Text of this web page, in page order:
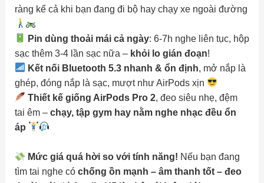
ràng kể cả khi bạn đang đi bộ hay chạy xe ngoài đường
Pin dùng thoải mái cả ngày: 6-7h nghe liên tục, hộp
sạc thêm 3-4 lần sạc nữa – khỏi lo gián đoạn!
Kết nối Bluetooth 5.3 nhanh & ổn định, mở nắp là
ghép, đóng nắp là sạc, mượt như AirPods xịn
Thiết kế giống AirPods Pro 2, đeo siêu nhẹ, đệm
tai êm – chạy, tập gym hay nằm nghe nhạc đều ổn
áp
Mức giá quá hời so với tính năng! Nếu bạn đang
tìm tai nghe có chống ồn mạnh – âm thanh tốt – đeo